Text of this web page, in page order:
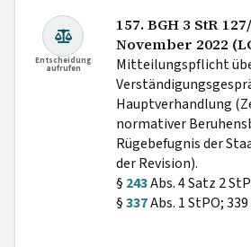
Entscheidung
aufrufen
157. BGH 3 StR
November 2022
Mitteilungspflicht
Hauptverhandlung
normativer
Rügebefugnis der
der Revision).
§ 243Abs. 4 Satz 2
§337Abs. 1 StPO;